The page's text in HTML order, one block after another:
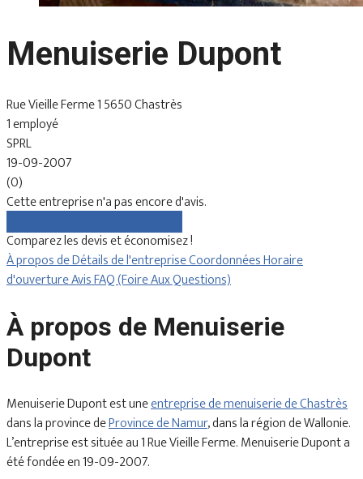
Menuiserie Dupont
Rue Vieille Ferme 1 5650 Chastrès
1 employé
SPRL
19-09-2007
(0)
Cette entreprise n'a pas encore d'avis.
Comparez les devis et économisez !
À propos deDétails de l'entrepriseCoordonnéesHoraire
d'ouvertureAvisFAQ (Foire Aux Questions)
À propos de Menuiserie
Dupont
Menuiserie Dupont est uneentreprise de menuiserie de Chastrès
dans la province deProvince de Namur, dans la région de Wallonie.
L’entreprise est située au 1 Rue Vieille Ferme. Menuiserie Dupont a
été fondée en 19-09-2007.